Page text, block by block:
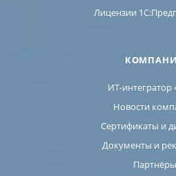
Лицензии
ИТ-интегратор
Новости
Сертификаты и
Документы и
Партнёры